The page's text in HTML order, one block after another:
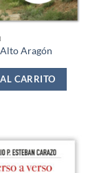
Aragón
CARRITO